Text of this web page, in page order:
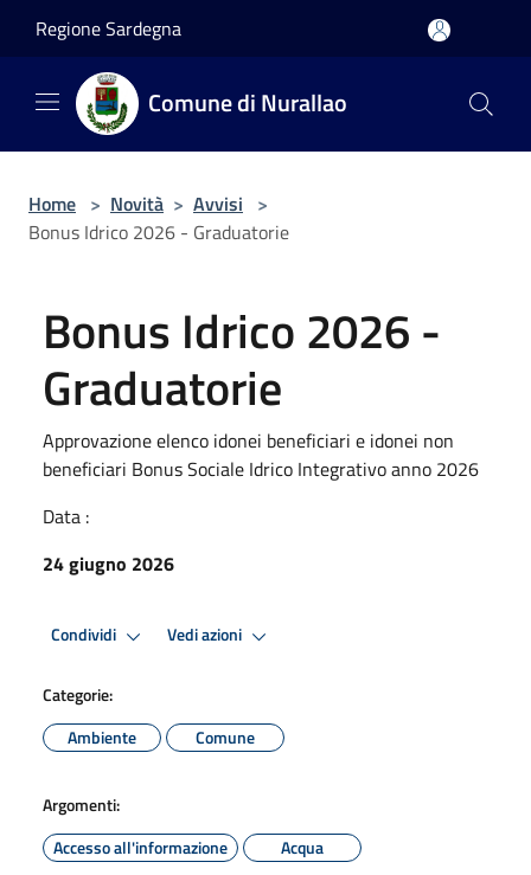
Regione Sardegna
Comune di Nurallao
Home > Novità > Avvisi >
Bonus Idrico 2026 - Graduatorie
Bonus Idrico 2026 -
Graduatorie
Approvazione elenco idonei beneficiari e idonei non
beneficiari Bonus Sociale Idrico Integrativo anno 2026
Data :
24 giugno 2026
Condividi Vedi azioni
Categorie:
Ambiente
Comune
Argomenti:
Accesso all'informazione
Acqua